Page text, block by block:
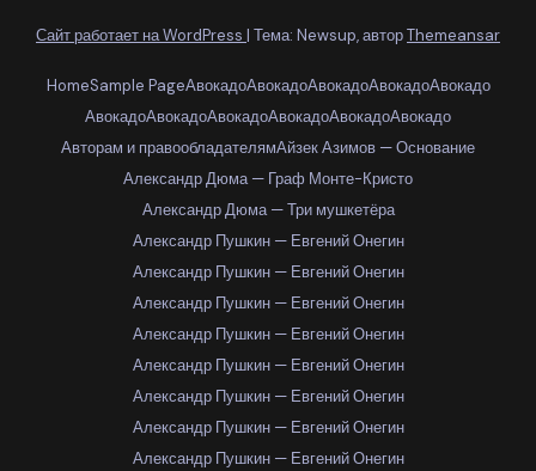
Сайт работает на WordPress | Тема: Newsup, авторThemeansar
HomeSample PageАвокадоАвокадоАвокадоАвокадоАвокадо
АвокадоАвокадоАвокадоАвокадоАвокадоАвокадо
Авторам и правообладателямАйзек Азимов — Основание
Александр Дюма — Граф Монте-Кристо
Александр Дюма — Три мушкетёра
Александр Пушкин — Евгений Онегин
Александр Пушкин — Евгений Онегин
Александр Пушкин — Евгений Онегин
Александр Пушкин — Евгений Онегин
Александр Пушкин — Евгений Онегин
Александр Пушкин — Евгений Онегин
Александр Пушкин — Евгений Онегин
Александр Пушкин — Евгений Онегин